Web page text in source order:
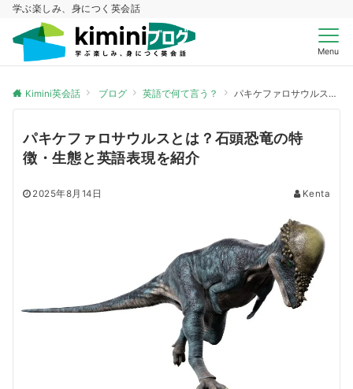
学ぶ楽しみ、身につく英会話
Menu
Kimini英会話 ブログ 英語で何て言う？ パキケファロサウルスとは？石頭恐竜の特徴・生態と英語表現を紹介
パキケファロサウルスとは？石頭恐竜の特
徴・生態と英語表現を紹介
2025年8月14日 Kenta